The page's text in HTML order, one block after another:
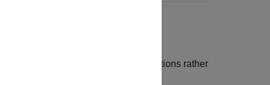
loop on parameterized conditions rather